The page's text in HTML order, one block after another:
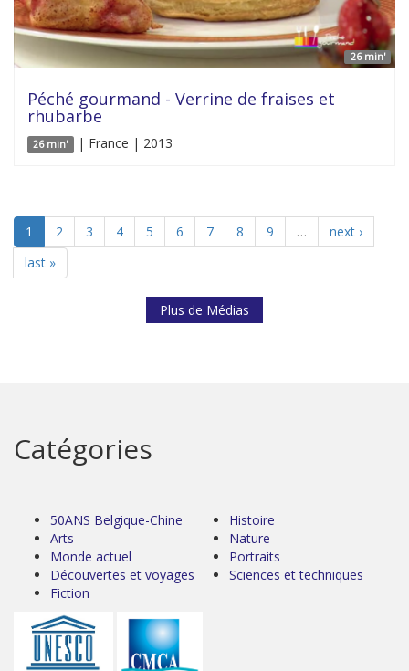
26 min'
Péché gourmand - Verrine de fraises et
rhubarbe
26 min' | France | 2013
1 2 3 4 5 6 7 8 9 …
next ›
last »
Plus de Médias
Catégories
50ANS Belgique-Chine
Arts
Monde actuel
Découvertes et voyages
Fiction
Histoire
Nature
Portraits
Sciences et techniques